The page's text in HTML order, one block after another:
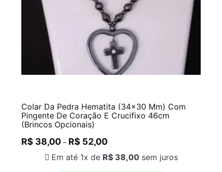
Colar Da Pedra Hematita (34×30 Mm) Com
Pingente De Coração E Crucifixo 46cm
(Brincos Opcionais)
R$ 38,00 – R$ 52,00
Em até 1x de R$38,00sem juros